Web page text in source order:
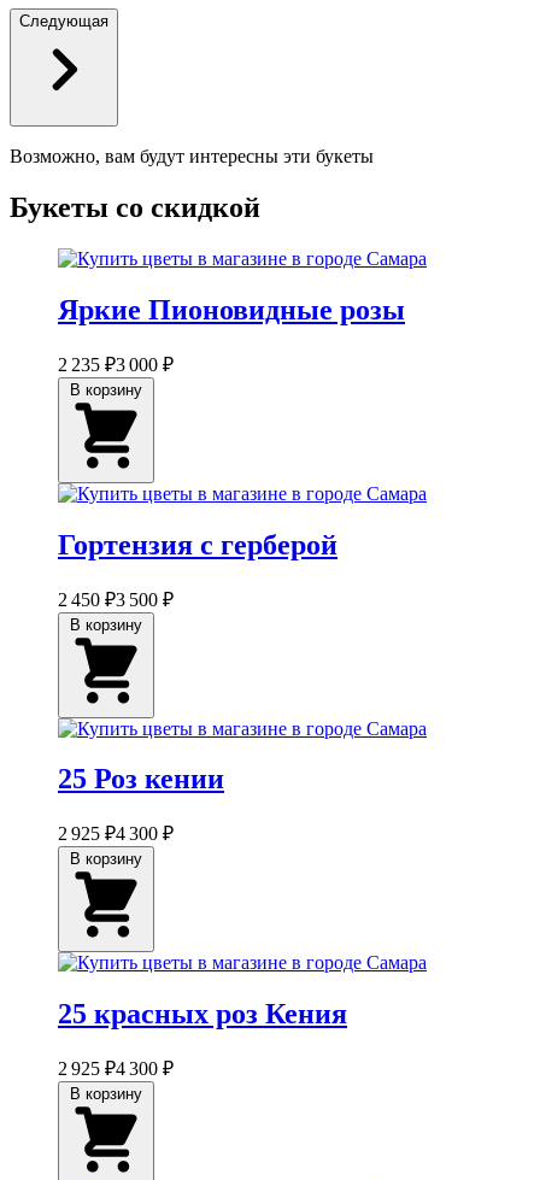
Следующая
Возможно, вам будут интересны эти букеты
Букеты со скидкой
Яркие Пионовидные розы
2 235 ₽3 000 ₽
Гортензия с герберой
2 450 ₽3 500 ₽
25 Роз кении
2 925 ₽4 300 ₽
25 красных роз Кения
2 925 ₽4 300 ₽